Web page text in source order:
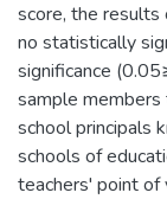
score, the
no statistically
significance
sample
school principals
schools of
teachers' point